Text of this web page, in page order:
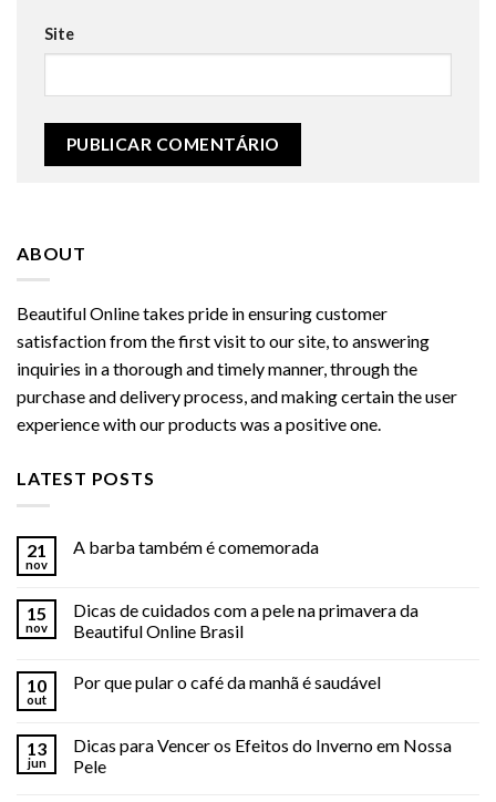
Site
ABOUT
Beautiful Online takes pride in ensuring customer
satisfaction from the first visit to our site, to answering
inquiries in a thorough and timely manner, through the
purchase and delivery process, and making certain the user
experience with our products was a positive one.
LATEST POSTS
21
nov
A barba também é comemorada
15
nov
Dicas de cuidados com a pele na primavera da
Beautiful Online Brasil
10
out
Por que pular o café da manhã é saudável
13
jun
Dicas para Vencer os Efeitos do Inverno em Nossa
Pele